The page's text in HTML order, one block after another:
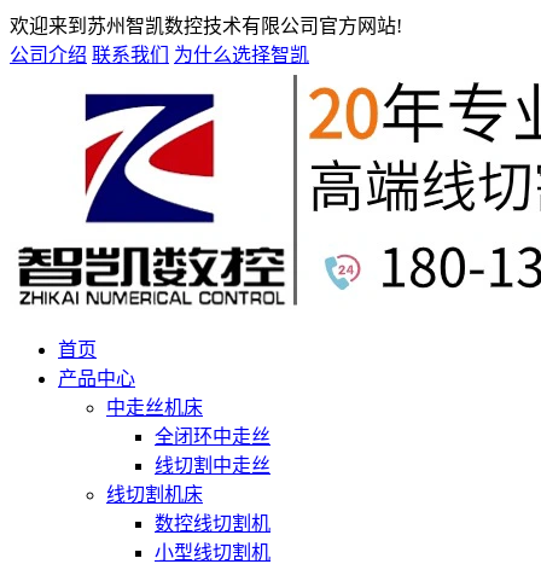
欢迎来到苏州智凯数控技术有限公司官方网站!
公司介绍 联系我们 为什么选择智凯
首页
产品中心
中走丝机床
全闭环中走丝
线切割中走丝
线切割机床
数控线切割机
小型线切割机